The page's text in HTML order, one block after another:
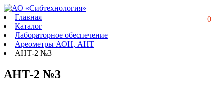
0
Главная
Каталог
Лабораторное обеспечение
Ареометры АОН, АНТ
АНТ-2 №3
АНТ-2 №3